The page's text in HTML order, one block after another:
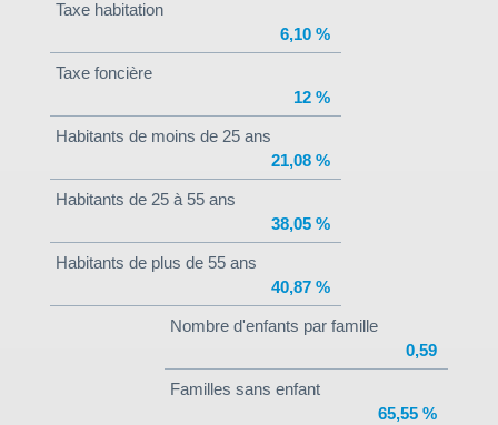
Taxe habitation
6,10 %
Taxe foncière
12 %
Habitants de moins de 25 ans
21,08 %
Habitants de 25 à 55 ans
38,05 %
Habitants de plus de 55 ans
40,87 %
Nombre d'enfants par famille
0,59
Familles sans enfant
65,55 %